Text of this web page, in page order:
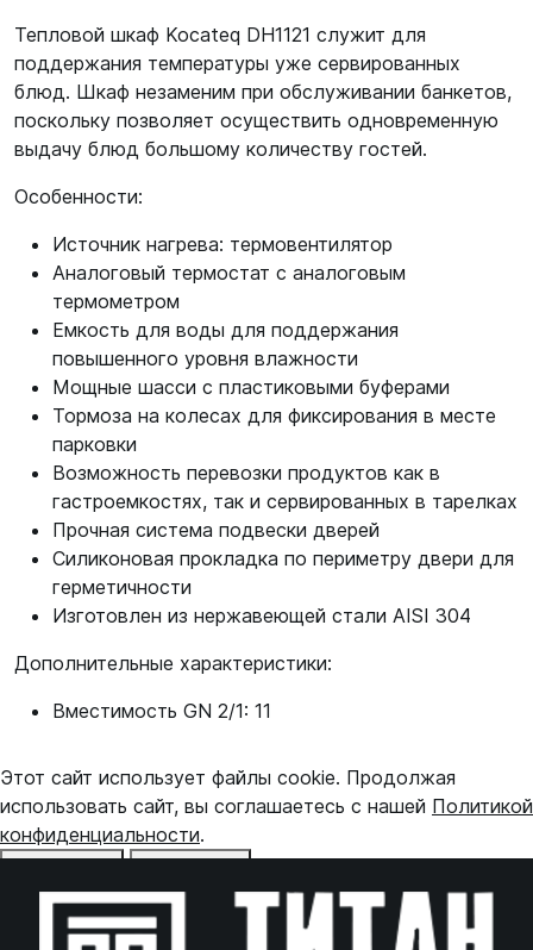
Тепловой шкаф Kocateq DH1121 служит для
поддержания температуры уже сервированных
блюд. Шкаф незаменим при обслуживании банкетов,
поскольку позволяет осуществить одновременную
выдачу блюд большому количеству гостей.
Особенности:
Источник нагрева: термовентилятор
Аналоговый термостат с аналоговым
термометром
Емкость для воды для поддержания
повышенного уровня влажности
Мощные шасси с пластиковыми буферами
Тормоза на колесах для фиксирования в месте
парковки
Возможность перевозки продуктов как в
гастроемкостях, так и сервированных в тарелках
Прочная система подвески дверей
Силиконовая прокладка по периметру двери для
герметичности
Изготовлен из нержавеющей стали AISI 304
Дополнительные характеристики:
Вместимость GN 2/1: 11
Этот сайт использует файлы cookie. Продолжая
использовать сайт, вы соглашаетесь с нашей Политикой
конфиденциальности.